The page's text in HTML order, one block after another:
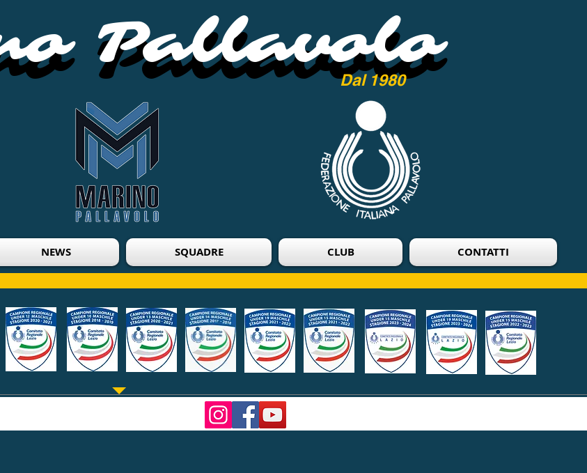
Pallavolo
Pallavolo
Dal 1980
NEWS SQUADRE CLUB CONTATTI